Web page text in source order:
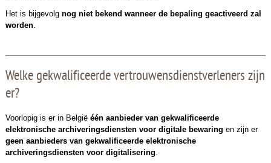
Het is bijgevolg nog niet bekend wanneer de bepaling geactiveerd zal
worden.
Welke gekwalificeerde vertrouwensdienstverleners zijn
er?
Voorlopig is er in Belgiëéén aanbieder van gekwalificeerde
elektronische archiveringsdiensten voor digitale bewaring en zijn er
geen aanbieders van gekwalificeerde elektronische
archiveringsdiensten voor digitalisering